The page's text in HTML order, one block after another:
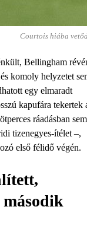
Courtois hiába
Bellingham
komoly helyzetet
egy elmaradt
kapufára tekertek
ráadásban sem
tizenegyes-ítélet –,
első félidő végén.